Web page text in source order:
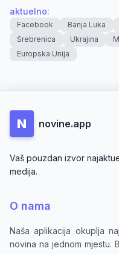
aktuelno:
Facebook Banja Luka
Srebrenica
Ukrajina
Europska Unija
N novine.app
Vaš pouzdan izvor
medija.
O nama
Naša aplikacija okuplja
novina na jednom mjestu.